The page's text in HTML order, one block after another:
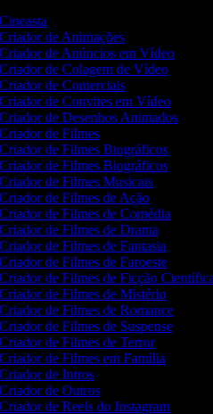
de Animações
de Anúncios em Vídeo
de Colagem de Vídeo
de Comerciais
de Convites em Vídeo
de Desenhos Animados
de Filmes
de Filmes Biográficos
de Filmes Biográficos
de Filmes Musicais
de Filmes de Ação
de Filmes de Comédia
de Filmes de Drama
de Filmes de Fantasia
de Filmes de Faroeste
de Filmes de Ficção Científica
de Filmes de Mistério
de Filmes de Romance
de Filmes de Suspense
de Filmes de Terror
de Filmes em Família
de Intros
de Outros
de Reels do Instagram